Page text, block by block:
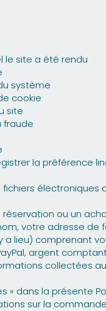
le site a été rendu
système
cookie
site
fraude
la préférence
fichiers
ou un
votre adresse de
a lieu) comprenant
argent
collectées
» dans la présente
sur la